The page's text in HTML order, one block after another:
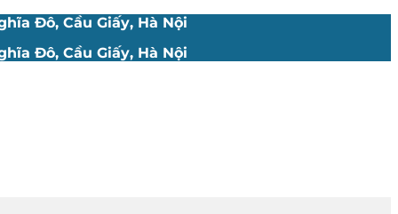
Đô, Cầu Giấy, Hà Nội
Đô, Cầu Giấy, Hà Nội